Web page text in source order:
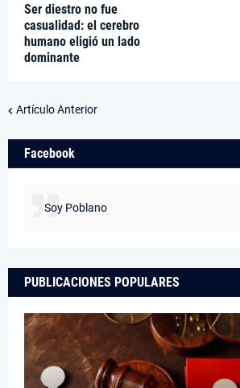
Ser diestro no fue
casualidad: el cerebro
humano eligió un lado
dominante
Artículo Anterior
Facebook
Soy Poblano
PUBLICACIONES POPULARES